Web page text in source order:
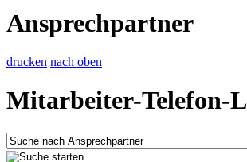
Ansprechpartner
drucken nach oben
Mitarbeiter-Telefon-